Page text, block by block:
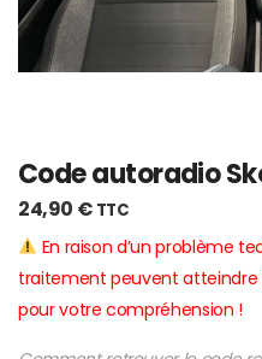
Code autoradio
24,90 € TTC
En raison d’un problème
traitement peuvent atteindre
pour votre compréhension !